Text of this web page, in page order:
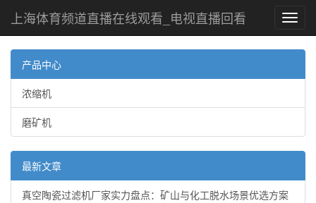
上海体育频道直播在线观看_电视直播回看
产品中心
浓缩机
磨矿机
最新文章
真空陶瓷过滤机厂家实力盘点：矿山与化工脱水场景优选方案